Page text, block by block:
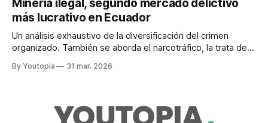
Minería ilegal, segundo mercado delictivo
más lucrativo en Ecuador
Un análisis exhaustivo de la diversificación del crimen
organizado. También se aborda el narcotráfico, la trata de
By Youtopia 31 mar. 2026